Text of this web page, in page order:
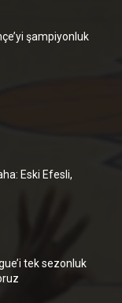
şampiyonluk
Eski Efesli,
tek sezonluk